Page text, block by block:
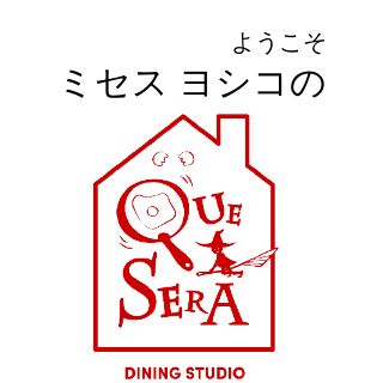
ようこそ
ミセス ヨシコの